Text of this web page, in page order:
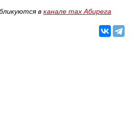
в канале max Абирега